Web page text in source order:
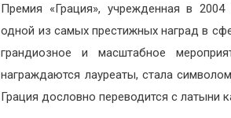
Премия «Грация», учрежденная в
одной из самых престижных наград в
грандиозное и масштабное
награждаются лауреаты, стала
Грация дословно переводится с латыни